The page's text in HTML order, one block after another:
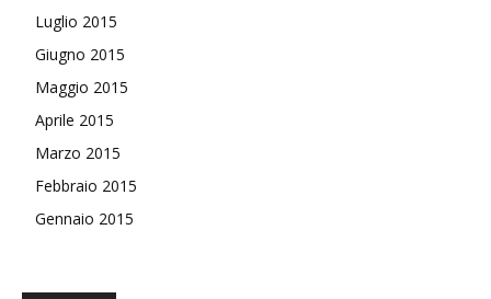
Luglio 2015
Giugno 2015
Maggio 2015
Aprile 2015
Marzo 2015
Febbraio 2015
Gennaio 2015